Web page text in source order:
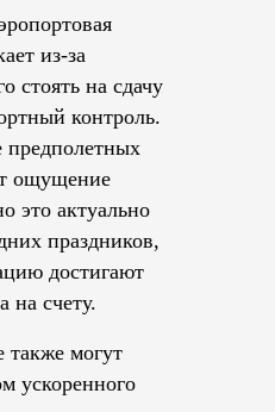
из-за
стоять на сдачу
контроль.
предполетных
ощущение
это актуально
праздников,
достигают
на счету.
также могут
ускоренного